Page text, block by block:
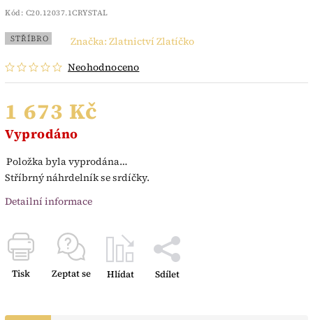
Kód: C20.12037.1CRYSTAL
STŘÍBRO
Neohodnoceno
Značka: Zlatnictví Zlatíčko
1 673 Kč
Vyprodáno
Položka byla vyprodána…
Stříbrný náhrdelník se srdíčky.
Detailní informace
Tisk Zeptat se Hlídat Sdílet